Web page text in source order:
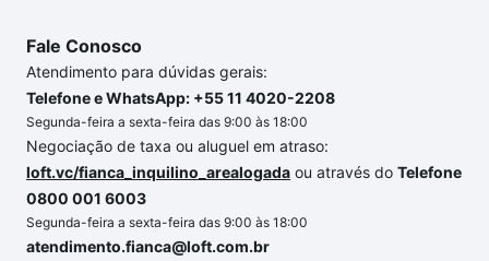
Fale Conosco
Atendimento para dúvidas gerais:
Telefone e WhatsApp: +55 11 4020-2208
Segunda-feira a sexta-feira das 9:00 às 18:00
Negociação de taxa ou aluguel em atraso:
loft.vc/fianca_inquilino_arealogada ou através do Telefone
0800 001 6003
Segunda-feira a sexta-feira das 9:00 às 18:00
atendimento.fianca@loft.com.br